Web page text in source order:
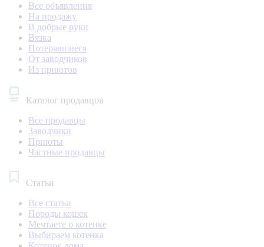
Все объявления
На продажу
В добрые руки
Вязка
Потерявшиеся
От заводчиков
Из приютов
Каталог продавцов
Все продавцы
Заводчики
Приюты
Частные продавцы
Статьи
Все статьи
Породы кошек
Мечтаете о котенке
Выбираем котенка